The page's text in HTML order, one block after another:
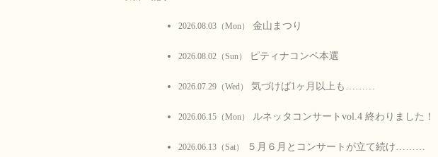
2026.08.03（Mon） 金山まつり
2026.08.02（Sun） ピティナコンペ本選
2026.07.29（Wed） 気づけば1ヶ月以上も………
2026.06.15（Mon） ルネッタコンサートvol.4 終わりました！
2026.06.13（Sat） ５月６月とコンサートが立て続け………